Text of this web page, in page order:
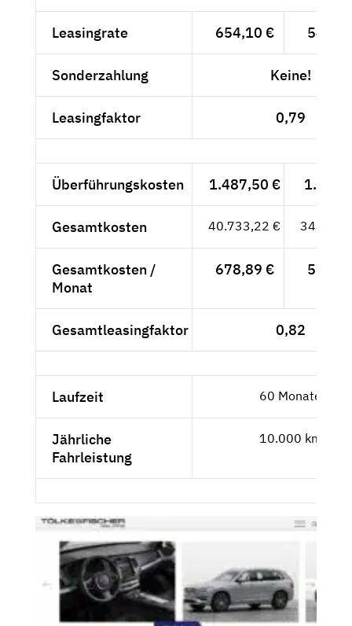
Leasingrate 654,10 €
Sonderzahlung Keine!
Leasingfaktor 0,79
Überführungskosten 1.487,50 €
Gesamtkosten 40.733,22 €
Gesamtkosten /
Monat
678,89 €
Gesamtleasingfaktor 0,82
Laufzeit 60 Monate
Jährliche
Fahrleistung
10.000 km